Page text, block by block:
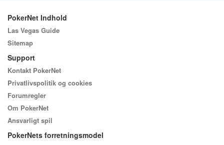
PokerNet Indhold
Las Vegas Guide
Sitemap
Support
Kontakt PokerNet
Privatlivspolitik og cookies
Forumregler
Om PokerNet
Ansvarligt spil
PokerNets forretningsmodel